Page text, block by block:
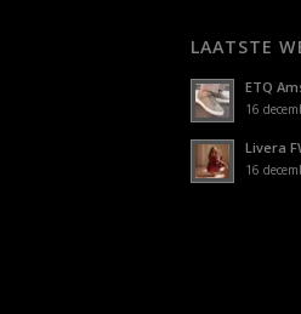
LAATSTE
ETQ
16
Livera
16